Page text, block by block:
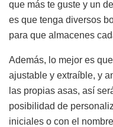
que más te guste y un
es que tenga diversos
para que almacenes
Además, lo mejor es
ajustable y extraíble, y
las propias asas, así
posibilidad de
iniciales o con el